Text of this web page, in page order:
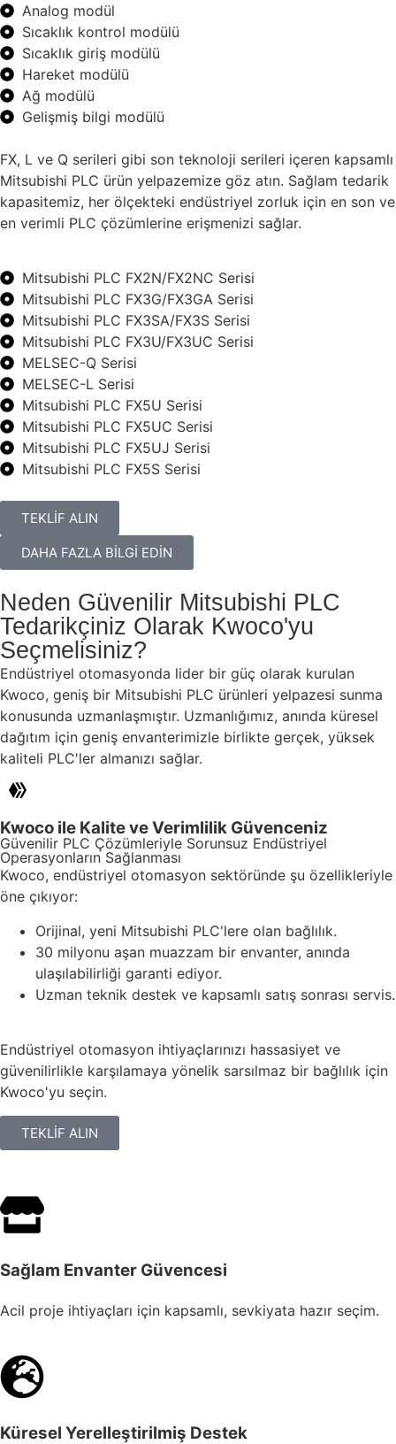
Analog modül
Sıcaklık kontrol modülü
Sıcaklık giriş modülü
Hareket modülü
Ağ modülü
Gelişmiş bilgi modülü
FX, L ve Q serileri gibi son teknoloji serileri içeren kapsamlı
Mitsubishi PLC ürün yelpazemize göz atın. Sağlam tedarik
kapasitemiz, her ölçekteki endüstriyel zorluk için en son ve
en verimli PLC çözümlerine erişmenizi sağlar.
Mitsubishi PLC FX2N/FX2NC Serisi
Mitsubishi PLC FX3G/FX3GA Serisi
Mitsubishi PLC FX3SA/FX3S Serisi
Mitsubishi PLC FX3U/FX3UC Serisi
MELSEC-Q Serisi
MELSEC-L Serisi
Mitsubishi PLC FX5U Serisi
Mitsubishi PLC FX5UC Serisi
Mitsubishi PLC FX5UJ Serisi
Mitsubishi PLC FX5S Serisi
TEKLİF ALIN
DAHA FAZLA BİLGİ EDİN
Neden Güvenilir Mitsubishi PLC
Tedarikçiniz Olarak Kwoco'yu
Seçmelisiniz?
Endüstriyel otomasyonda lider bir güç olarak kurulan
Kwoco, geniş bir Mitsubishi PLC ürünleri yelpazesi sunma
konusunda uzmanlaşmıştır. Uzmanlığımız, anında küresel
dağıtım için geniş envanterimizle birlikte gerçek, yüksek
kaliteli PLC'ler almanızı sağlar.
Kwoco ile Kalite ve Verimlilik Güvenceniz
Güvenilir PLC Çözümleriyle Sorunsuz Endüstriyel
Operasyonların Sağlanması
Kwoco, endüstriyel otomasyon sektöründe şu özellikleriyle
öne çıkıyor:
Orijinal, yeni Mitsubishi PLC'lere olan bağlılık.
30 milyonu aşan muazzam bir envanter, anında
ulaşılabilirliği garanti ediyor.
Uzman teknik destek ve kapsamlı satış sonrası servis.
Endüstriyel otomasyon ihtiyaçlarınızı hassasiyet ve
güvenilirlikle karşılamaya yönelik sarsılmaz bir bağlılık için
Kwoco'yu seçin.
TEKLİF ALIN
Sağlam Envanter Güvencesi
Acil proje ihtiyaçları için kapsamlı, sevkiyata hazır seçim.
Küresel Yerelleştirilmiş Destek